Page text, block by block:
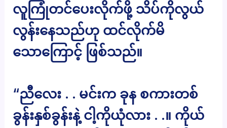
လူကြုံတင်ပေးလိုက်ဖို့ သိပ်ကိုလွယ်
လွန်းနေသည်ဟု ထင်လိုက်မိ
သောကြောင့် ဖြစ်သည်။
“ညီလေး . . မင်းက ခုန စကားတစ်
ခွန်းနှစ်ခွန်းနဲ့ ငါ့ကိုယုံလား . .။ ကိုယ်